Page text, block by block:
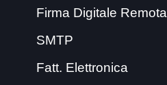
Firma Digitale Remota
SMTP
Fatt. Elettronica